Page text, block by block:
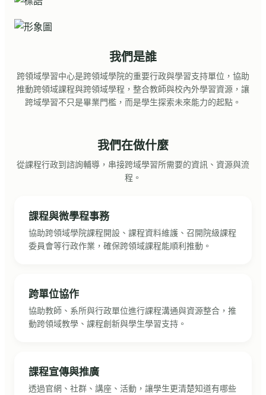
我們是誰
跨領域學習中心是跨領域學院的重要行政與學習支持單位，協助
推動跨領域課程與跨領域學程，整合教師與校內外學習資源，讓
跨域學習不只是畢業門檻，而是學生探索未來能力的起點。
我們在做什麼
從課程行政到諮詢輔導，串接跨域學習所需要的資訊、資源與流
程。
課程與微學程事務
協助跨領域學院課程開設、課程資料維護、召開院級課程
委員會等行政作業，確保跨領域課程能順利推動。
跨單位協作
協助教師、系所與行政單位進行課程溝通與資源整合，推
動跨領域教學、課程創新與學生學習支持。
課程宣傳與推廣
透過官網、社群、講座、活動，讓學生更清楚知道有哪些